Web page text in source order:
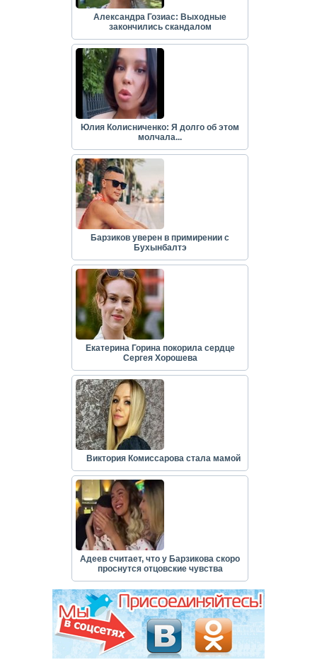
Александра Гозиас: Выходные
закончились скандалом
Юлия Колисниченко: Я долго об этом
молчала...
Барзиков уверен в примирении с
Бухынбалтэ
Екатерина Горина покорила сердце
Сергея Хорошева
Виктория Комиссарова стала мамой
Адеев считает, что у Барзикова скоро
проснутся отцовские чувства